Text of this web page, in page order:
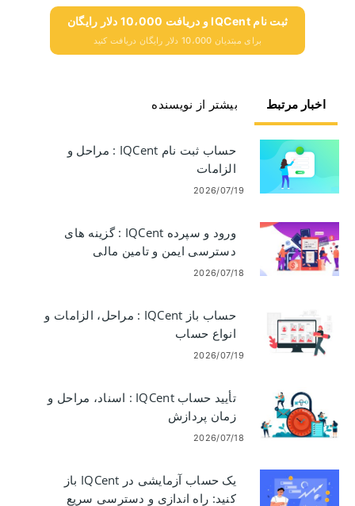
ثبت نام IQCent و دریافت 10،000 دلار رایگان
برای مبتدیان 10،000 دلار رایگان دریافت کنید
بیشتر از نویسنده اخبار مرتبط
حساب ثبت نام IQCent : مراحل و
الزامات
2026/07/19
ورود و سپرده IQCent : گزینه های
دسترسی ایمن و تامین مالی
2026/07/18
حساب باز IQCent : مراحل، الزامات و
انواع حساب
2026/07/19
تأیید حساب IQCent : اسناد، مراحل و
زمان پردازش
2026/07/18
یک حساب آزمایشی در IQCent باز
کنید: راه اندازی و دسترسی سریع